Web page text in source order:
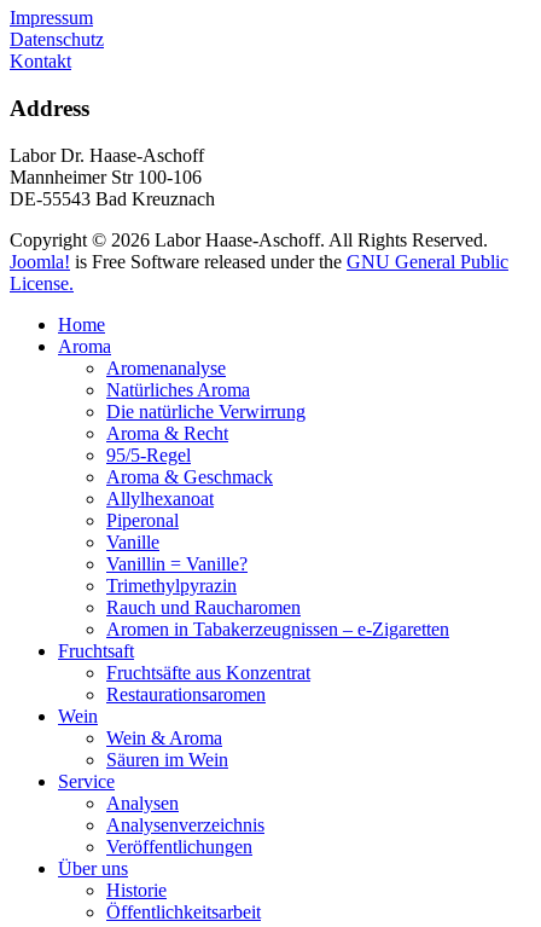
Impressum
Datenschutz
Kontakt
Address
Labor Dr. Haase-Aschoff
Mannheimer Str 100-106
DE-55543 Bad Kreuznach
Copyright © 2026 Labor Haase-Aschoff. All Rights Reserved.
Joomla! is Free Software released under the GNU General Public
License.
Home
Aroma
Aromenanalyse
Natürliches Aroma
Die natürliche Verwirrung
Aroma & Recht
95/5-Regel
Aroma & Geschmack
Allylhexanoat
Piperonal
Vanille
Vanillin = Vanille?
Trimethylpyrazin
Rauch und Raucharomen
Aromen in Tabakerzeugnissen – e-Zigaretten
Fruchtsaft
Fruchtsäfte aus Konzentrat
Restaurationsaromen
Wein
Wein & Aroma
Säuren im Wein
Service
Analysen
Analysenverzeichnis
Veröffentlichungen
Über uns
Historie
Öffentlichkeitsarbeit